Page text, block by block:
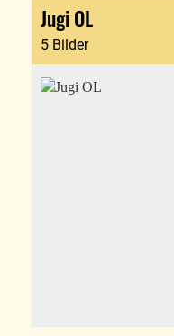
Jugi OL
5 Bilder